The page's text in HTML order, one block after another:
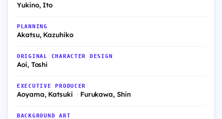
Yukino, Ito
PLANNING
Akatsu, Kazuhiko
ORIGINAL CHARACTER DESIGN
Aoi, Toshi
EXECUTIVE PRODUCER
Aoyama, Katsuki Furukawa, Shin
BACKGROUND ART